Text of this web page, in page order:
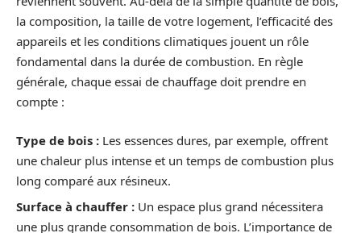
la composition, la taille de votre logement, l’efficacité des
appareils et les conditions climatiques jouent un rôle
fondamental dans la durée de combustion. En règle
générale, chaque essai de chauffage doit prendre en
compte :
Type de bois : Les essences dures, par exemple, offrent
une chaleur plus intense et un temps de combustion plus
long comparé aux résineux.
Surface à chauffer : Un espace plus grand nécessitera
une plus grande consommation de bois. L’importance de